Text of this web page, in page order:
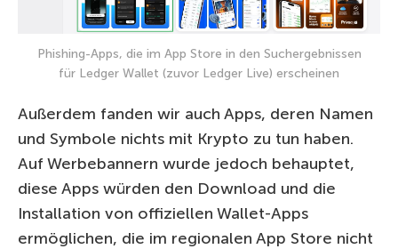
Phishing-Apps, die im App Store in den Suchergebnissen
für Ledger Wallet (zuvor Ledger Live) erscheinen
Außerdem fanden wir auch Apps, deren Namen
und Symbole nichts mit Krypto zu tun haben.
Auf Werbebannern wurde jedoch behauptet,
diese Apps würden den Download und die
Installation von offiziellen Wallet-Apps
ermöglichen, die im regionalen App Store nicht